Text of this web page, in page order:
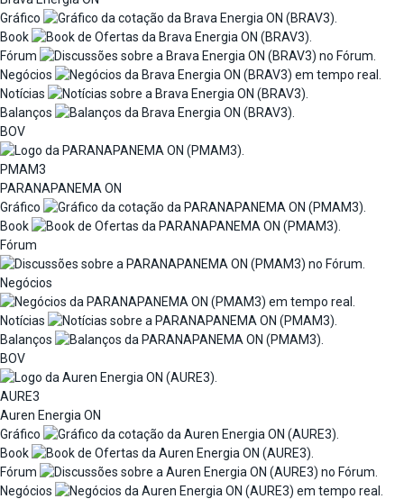
Gráfico
Book
Fórum
Negócios
Notícias
Balanços
BOV
PMAM3
PARANAPANEMA ON
Gráfico
Book
Fórum
Negócios
Notícias
Balanços
BOV
AURE3
Auren Energia ON
Gráfico
Book
Fórum
Negócios